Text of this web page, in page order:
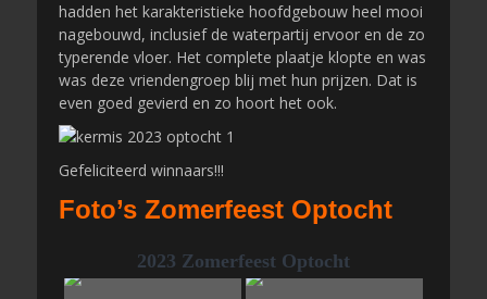
hadden het karakteristieke hoofdgebouw heel mooi
nagebouwd, inclusief de waterpartij ervoor en de zo
typerende vloer. Het complete plaatje klopte en was
was deze vriendengroep blij met hun prijzen. Dat is
even goed gevierd en zo hoort het ook.
Gefeliciteerd winnaars!!!
Foto’s Zomerfeest Optocht
2023 Zomerfeest Optocht